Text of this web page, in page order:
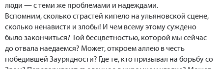
люди — с теми же проблемами и надеждами.
Вспомним, сколько страстей кипело на ульяновской сцене,
сколько ненависти и злобы! И чем всему этому суждено
было закончиться? Той бесцветностью, которой мы сейчас
до отвала наедаемся? Может, откроем аллею в честь
победившей Заурядности? Где те, кто призывал на борьбу со